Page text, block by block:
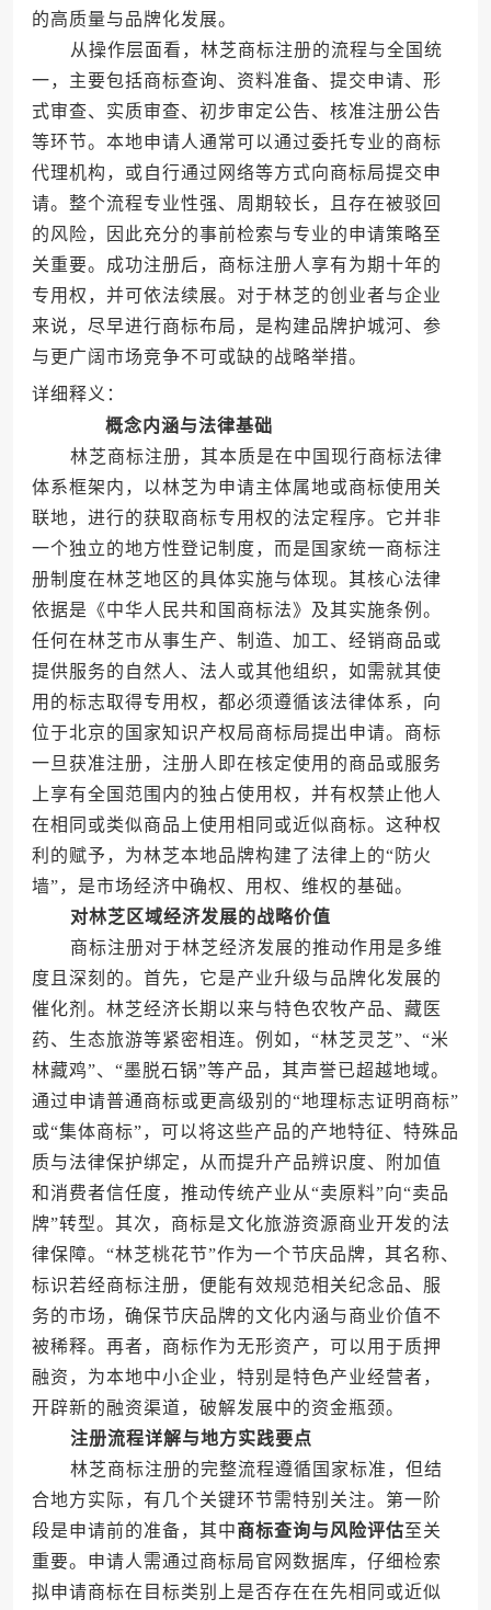
的高质量与品牌化发展。
从操作层面看，林芝商标注册的流程与全国统
一，主要包括商标查询、资料准备、提交申请、形
式审查、实质审查、初步审定公告、核准注册公告
等环节。本地申请人通常可以通过委托专业的商标
代理机构，或自行通过网络等方式向商标局提交申
请。整个流程专业性强、周期较长，且存在被驳回
的风险，因此充分的事前检索与专业的申请策略至
关重要。成功注册后，商标注册人享有为期十年的
专用权，并可依法续展。对于林芝的创业者与企业
来说，尽早进行商标布局，是构建品牌护城河、参
与更广阔市场竞争不可或缺的战略举措。
详细释义：
概念内涵与法律基础
林芝商标注册，其本质是在中国现行商标法律
体系框架内，以林芝为申请主体属地或商标使用关
联地，进行的获取商标专用权的法定程序。它并非
一个独立的地方性登记制度，而是国家统一商标注
册制度在林芝地区的具体实施与体现。其核心法律
依据是《中华人民共和国商标法》及其实施条例。
任何在林芝市从事生产、制造、加工、经销商品或
提供服务的自然人、法人或其他组织，如需就其使
用的标志取得专用权，都必须遵循该法律体系，向
位于北京的国家知识产权局商标局提出申请。商标
一旦获准注册，注册人即在核定使用的商品或服务
上享有全国范围内的独占使用权，并有权禁止他人
在相同或类似商品上使用相同或近似商标。这种权
利的赋予，为林芝本地品牌构建了法律上的“防火
墙”，是市场经济中确权、用权、维权的基础。
对林芝区域经济发展的战略价值
商标注册对于林芝经济发展的推动作用是多维
度且深刻的。首先，它是产业升级与品牌化发展的
催化剂。林芝经济长期以来与特色农牧产品、藏医
药、生态旅游等紧密相连。例如，“林芝灵芝”、“米
林藏鸡”、“墨脱石锅”等产品，其声誉已超越地域。
通过申请普通商标或更高级别的“地理标志证明商标”
或“集体商标”，可以将这些产品的产地特征、特殊品
质与法律保护绑定，从而提升产品辨识度、附加值
和消费者信任度，推动传统产业从“卖原料”向“卖品
牌”转型。其次，商标是文化旅游资源商业开发的法
律保障。“林芝桃花节”作为一个节庆品牌，其名称、
标识若经商标注册，便能有效规范相关纪念品、服
务的市场，确保节庆品牌的文化内涵与商业价值不
被稀释。再者，商标作为无形资产，可以用于质押
融资，为本地中小企业，特别是特色产业经营者，
开辟新的融资渠道，破解发展中的资金瓶颈。
注册流程详解与地方实践要点
林芝商标注册的完整流程遵循国家标准，但结
合地方实际，有几个关键环节需特别关注。第一阶
段是申请前的准备，其中商标查询与风险评估至关
重要。申请人需通过商标局官网数据库，仔细检索
拟申请商标在目标类别上是否存在在先相同或近似